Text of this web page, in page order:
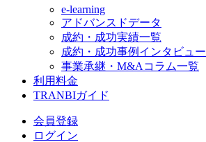
e-learning
アドバンスドデータ
成約・成功実績一覧
成約・成功事例インタビュー
事業承継・M&Aコラム一覧
利用料金
TRANBIガイド
会員登録
ログイン